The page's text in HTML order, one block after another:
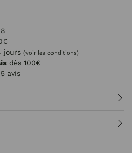
jours (voir les conditions)
dès 100€
avis